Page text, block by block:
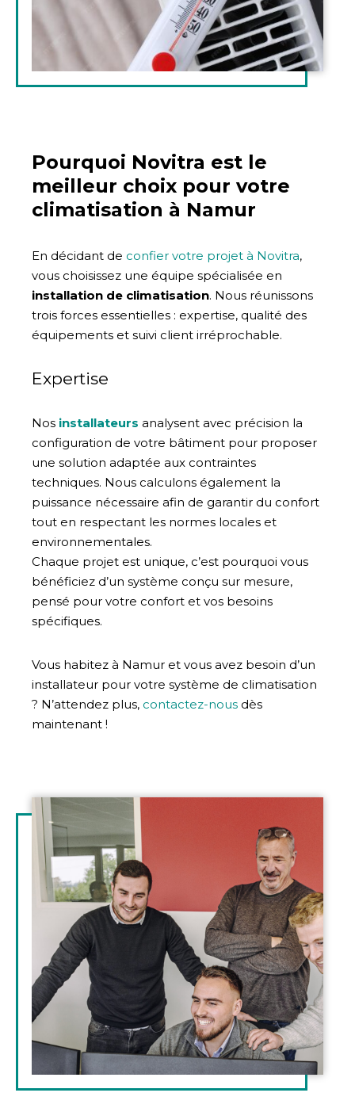
Pourquoi Novitra est le
meilleur choix pour votre
climatisation à Namur
En décidant de confier votre projet à Novitra,
vous choisissez une équipe spécialisée en
installation de climatisation. Nous réunissons
trois forces essentielles : expertise, qualité des
équipements et suivi client irréprochable.
Expertise
Nos installateurs analysent avec précision la
configuration de votre bâtiment pour proposer
une solution adaptée aux contraintes
techniques. Nous calculons également la
puissance nécessaire afin de garantir du confort
tout en respectant les normes locales et
environnementales.
Chaque projet est unique, c’est pourquoi vous
bénéficiez d’un système conçu sur mesure,
pensé pour votre confort et vos besoins
spécifiques.
Vous habitez à Namur et vous avez besoin d’un
installateur pour votre système de climatisation
? N’attendez plus, contactez-nous dès
maintenant !
Illustration
d'introduction